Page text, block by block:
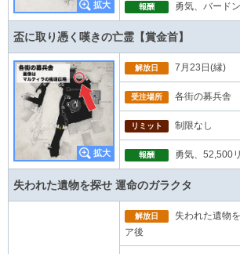
報酬 勇気、バード
盃に取り憑く嘆きの亡霊【賞金首】
解放日 7月23日(縁)
受注場所 各街の募兵舎
リミット 制限なし
報酬 勇気、52,500
失われた遺物を探せ 運命のガラクタ
解放日
失われた遺物
ア後